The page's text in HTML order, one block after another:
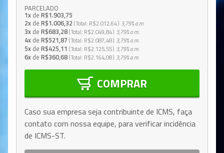
PARCELADO
1x de R$1.903,75
2x de R$1.006,32 Total R$2.012,64 3,79%a.m.
3x de R$683,28 Total R$2.049,84 3,79%a.m.
4x de R$521,87 Total R$2.087,48 3,79%a.m.
5x de R$425,11 Total R$2.125,55 3,79%a.m.
6x de R$360,68 Total R$2.164,08 3,79%a.m.
COMPRAR
Caso sua empresa seja contribuinte de ICMS, faça
contato com nossa equipe, para verificar incidência
de ICMS-ST.